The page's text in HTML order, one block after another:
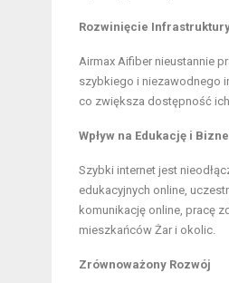
Rozwinięcie
Airmax Aifiber nieustannie
szybkiego i niezawodnego
co zwiększa dostępność
Wpływ na Edukację i
Szybki internet jest
edukacyjnych online,
komunikację online, pracę
mieszkańców Żar i okolic.
Zrównoważony Rozwój